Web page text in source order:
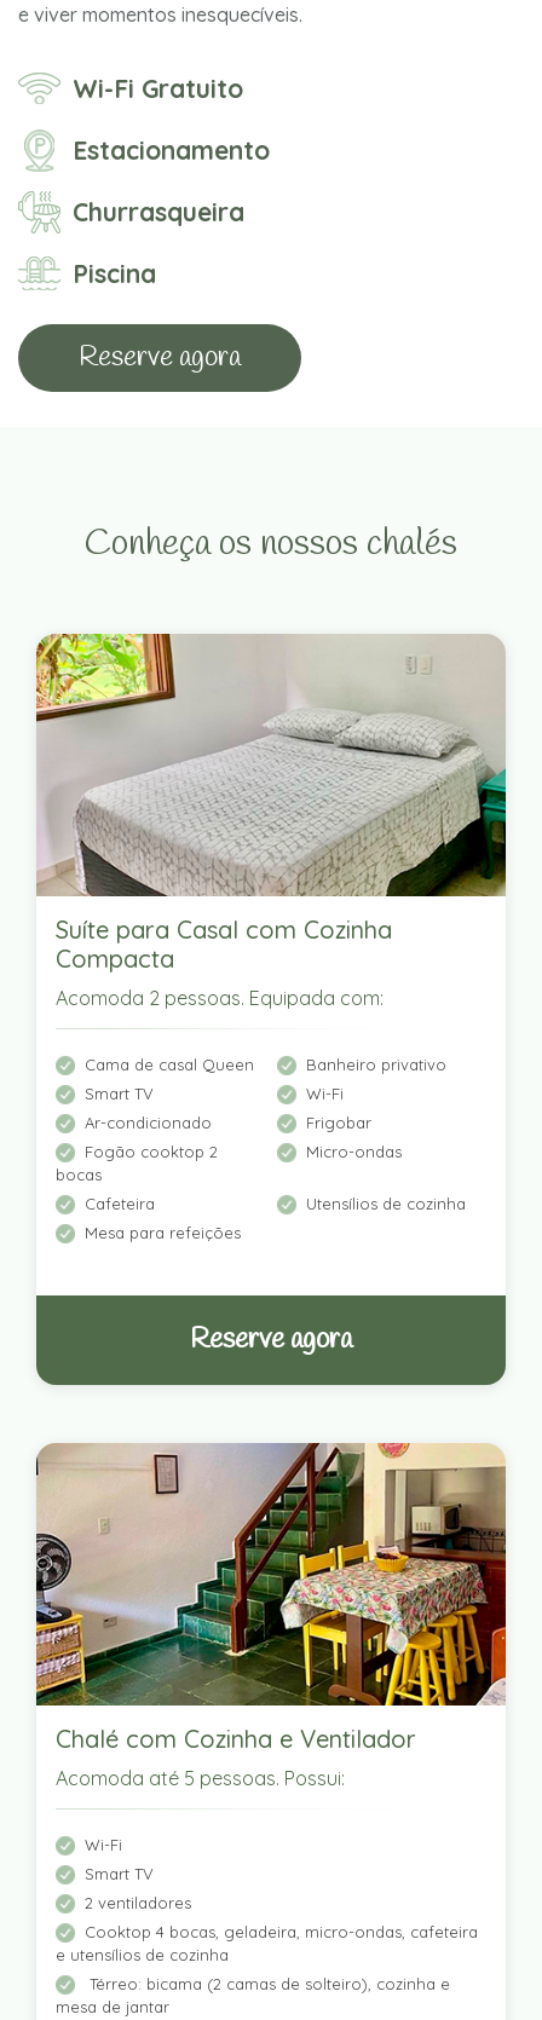
e viver momentos inesquecíveis.
Wi-Fi Gratuito
Estacionamento
Churrasqueira
Piscina
Reserve agora
Conheça os nossos chalés
Suíte para Casal com Cozinha
Compacta
Acomoda 2 pessoas. Equipada com:
Cama de casal Queen
Banheiro privativo
Smart TV
Wi-Fi
Ar-condicionado
Frigobar
Fogão cooktop 2
bocas
Micro-ondas
Cafeteira
Utensílios de cozinha
Mesa para refeições
Reserve agora
Chalé com Cozinha e Ventilador
Acomoda até 5 pessoas. Possui:
Wi-Fi
Smart TV
2 ventiladores
Cooktop 4 bocas, geladeira, micro-ondas, cafeteira
e utensílios de cozinha
Térreo: bicama (2 camas de solteiro), cozinha e
mesa de jantar